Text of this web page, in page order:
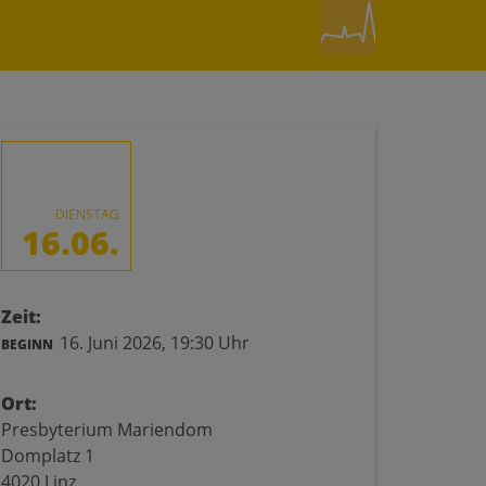
DIENSTAG
16.06.
Zeit:
BEGINN 16. Juni 2026, 19:30 Uhr
Ort:
Presbyterium Mariendom
Domplatz 1